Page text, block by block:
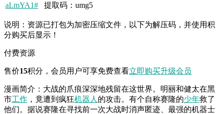
aLmYA1# 提取码：umg5
说明：资源已打包为加密压缩文件，以下为解压码，并使用积
分购买后显示！
付费资源
售价15积分 ，会员用户可享免费查看立即购买升级会员
漫画简介：大战的爪痕深深地残留在这世界。明丽和健太在黑
市工作 ，竟遭到疯狂机器人 的攻击。有个自称赛隆的少年救了
他们。据说赛隆在寻找前一次大战时消声匿迹、最强的机器士